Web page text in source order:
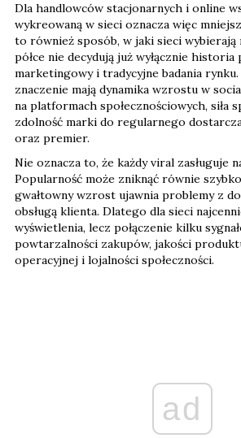
Dla handlowców stacjonarnych i online
wykreowaną w sieci oznacza więc
to również sposób, w jaki sieci wybierają
półce nie decydują już wyłącznie
marketingowy i tradycyjne badania
znaczenie mają dynamika wzrostu w
na platformach społecznościowych, siła
zdolność marki do regularnego
oraz premier.
Nie oznacza to, że każdy viral zasługuje
Popularność może zniknąć równie
gwałtowny wzrost ujawnia problemy z
obsługą klienta. Dlatego dla sieci
wyświetlenia, lecz połączenie kilku
powtarzalności zakupów, jakości
operacyjnej i lojalności społeczności.
ad